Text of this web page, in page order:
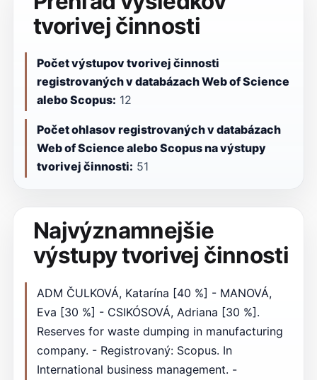
tvorivej činnosti
Počet výstupov tvorivej činnosti
registrovaných v databázach Web of Science
alebo Scopus: 12
Počet ohlasov registrovaných v databázach
Web of Science alebo Scopus na výstupy
tvorivej činnosti: 51
Najvýznamnejšie
výstupy tvorivej činnosti
ADM ČULKOVÁ, Katarína [40 %] - MANOVÁ,
Eva [30 %] - CSIKÓSOVÁ, Adriana [30 %].
Reserves for waste dumping in manufacturing
company. - Registrovaný: Scopus. In
International business management. -